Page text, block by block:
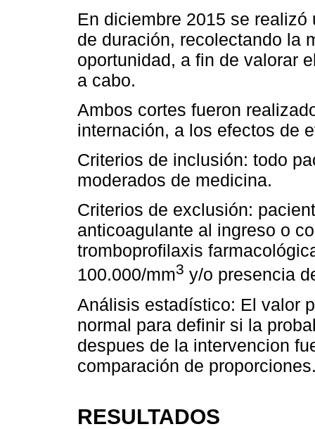
En diciembre 2015 se
de duración, recolectando la
oportunidad, a fin de valorar
a cabo.
Ambos cortes fueron
internación, a los efectos de
Criterios de inclusión: todo
moderados de medicina.
Criterios de exclusión:
anticoagulante al ingreso o
tromboprofilaxis
100.000/mm3 y/o presencia
Análisis estadístico: El valor
normal para definir si la
despues de la intervencion
comparación de
RESULTADOS